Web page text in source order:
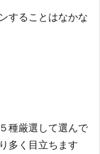
することはなかな
種厳選して選んで
多く目立ちます